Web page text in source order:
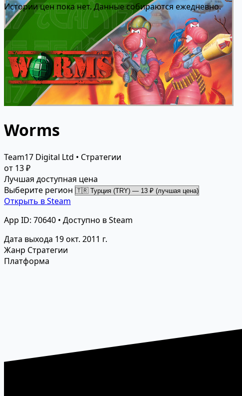
Истории цен пока нет. Данные собираются ежедневно.
Worms
Team17 Digital Ltd • Стратегии
от 13 ₽
Лучшая доступная цена
Выберите регион
Открыть в Steam
App ID: 70640 • Доступно в Steam
Дата выхода 19 окт. 2011 г.
Жанр Стратегии
Платформа